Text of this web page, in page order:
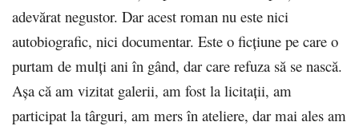
adevărat negustor. Dar acest roman nu este nici
autobiografic, nici documentar. Este o ficțiune pe care o
purtam de mulți ani în gând, dar care refuza să se nască.
Așa că am vizitat galerii, am fost la licitații, am
participat la târguri, am mers în ateliere, dar mai ales am